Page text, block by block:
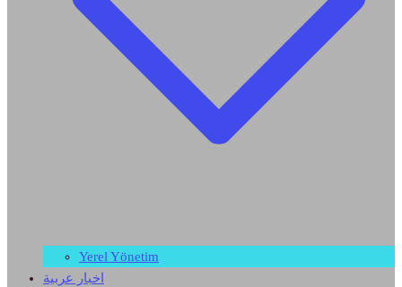
Yerel Yönetim
اخبار عربية